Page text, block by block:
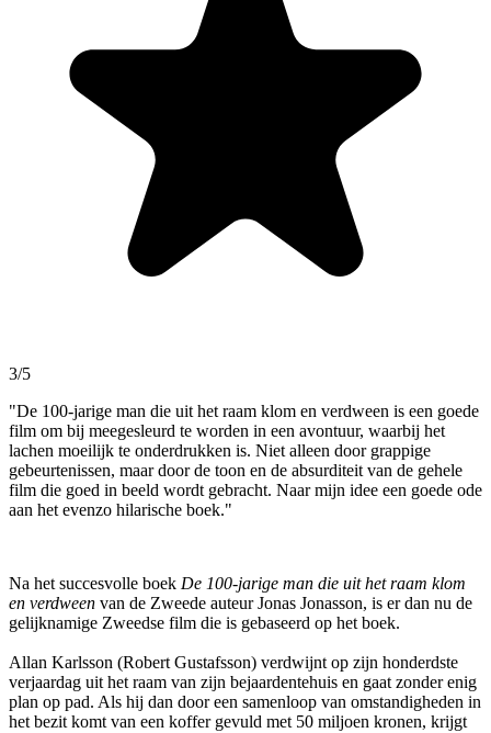
3/5
"De 100-jarige man die uit het raam klom en verdween is een goede
film om bij meegesleurd te worden in een avontuur, waarbij het
lachen moeilijk te onderdrukken is. Niet alleen door grappige
gebeurtenissen, maar door de toon en de absurditeit van de gehele
film die goed in beeld wordt gebracht. Naar mijn idee een goede ode
aan het evenzo hilarische boek."
Na het succesvolle boek De 100-jarige man die uit het raam klom
en verdween van de Zweede auteur Jonas Jonasson, is er dan nu de
gelijknamige Zweedse film die is gebaseerd op het boek.
Allan Karlsson (Robert Gustafsson) verdwijnt op zijn honderdste
verjaardag uit het raam van zijn bejaardentehuis en gaat zonder enig
plan op pad. Als hij dan door een samenloop van omstandigheden in
het bezit komt van een koffer gevuld met 50 miljoen kronen, krijgt